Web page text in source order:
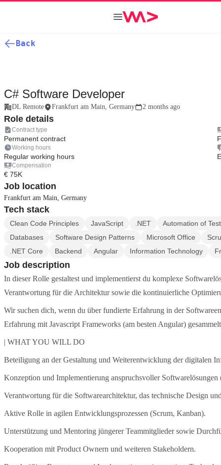
Back
C# Software Developer
DL Remote Frankfurt am Main, Germany 2 months ago
Role details
Contract type
Permanent contract
Working hours
Regular working hours
Compensation
€ 75K
Job location
Frankfurt am Main, Germany
Tech stack
Clean Code Principles JavaScript .NET
Automation of
Databases
Software Design Patterns Microsoft Office
.NET Core
Backend Angular Information Technology
Job description
In dieser Rolle gestaltest und implementierst du komplexe
Verantwortung für die Architektur sowie die kontinuierliche
Wir suchen dich, wenn du über fundierte Erfahrung in der
Erfahrung mit Javascript Frameworks (am besten Angular)
| WHAT YOU WILL DO
Beteiligung an der Gestaltung und Weiterentwicklung der digitalen
Konzeption und Implementierung anspruchsvoller
Verantwortung für die Softwarearchitektur, das technische Design
Aktive Rolle in agilen Entwicklungsprozessen (Scrum, Kanban).
Unterstützung und Mentoring jüngerer Teammitglieder sowie
Kooperation mit Product Ownern und weiteren Stakeholdern.